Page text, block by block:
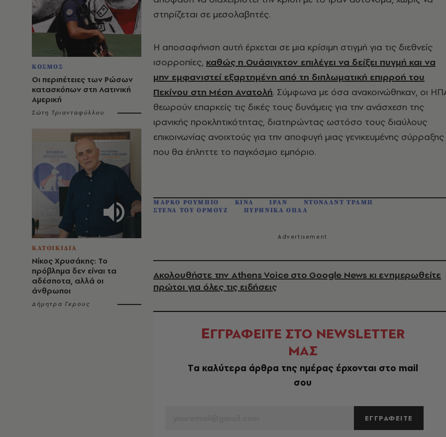
ΚΟΣΜΟΣ
Οι περιπέτειες των Ρώσων
κατασκόπων στη Λατινική
Αμερική
Σώτη Τριανταφύλλου
ΚΑΤΟΙΚΙΔΙΑ
Νίκος Χρυσάκης: Το
πρόβλημα δεν είναι τα
αδέσποτα, αλλά οι
άνθρωποι
Δήμητρα Γκρους
στηρίζεται σε μεσολαβητές.
Η αποσαφήνιση αυτή έρχεται σε μια κρίσιμη στιγμή για τις διεθνείς
ισορροπίες, καθώς η Ουάσιγκτον επιλέγει να δείξει πυγμή και να
μην εμφανιστεί εξαρτημένη από τη διπλωματική επιρροή του
Πεκίνου στη Μέση Ανατολή. Σύμφωνα με όσα ανακοινώθηκαν, οι
θεωρούν επαρκείς τις δικές τους δυνάμεις για την ανάσχεση της
ιρανικής προκλητικότητας, διατηρώντας ωστόσο τους διαύλους
επικοινωνίας ανοιχτούς για την αποφυγή μιας γενικευμένης σύρραξης
που θα έπληττε το παγκόσμιο εμπόριο.
ΜΑΡΚΟ ΡΟΥΜΠΙΟ ΚΙΝΑ ΙΡΑΝ
ΝΤΟΝΑΛΝΤ ΤΡΑΜΠ
ΣΤΕΝΑ ΤΟΥ ΟΡΜΟΥΖ
ΠΥΡΗΝΙΚΑ ΟΠΛΑ
Ακολουθήστε την Athens Voice στο Google News κι ενημερωθείτε
πρώτοι για όλες τις ειδήσεις
ΕΓΓΡΑΦΕΙΤΕ ΣΤΟ NEWSLETTER
ΜΑΣ
Tα καλύτερα άρθρα της ημέρας έρχονται στο mail
σου
ΕΓΓΡΑΦΕΙΤΕ